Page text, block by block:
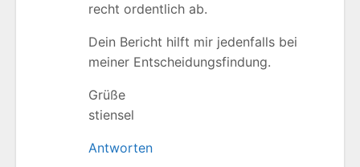
recht ordentlich ab.
Dein Bericht hilft mir jedenfalls bei
meiner Entscheidungsfindung.
Grüße
stiensel
Antworten